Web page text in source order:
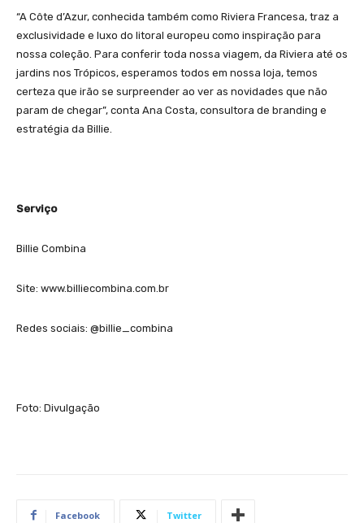
“A Côte d’Azur, conhecida também como Riviera Francesa, traz a
exclusividade e luxo do litoral europeu como inspiração para
nossa coleção. Para conferir toda nossa viagem, da Riviera até os
jardins nos Trópicos, esperamos todos em nossa loja, temos
certeza que irão se surpreender ao ver as novidades que não
param de chegar”, conta Ana Costa, consultora de branding e
estratégia da Billie.
Serviço
Billie Combina
Site: www.billiecombina.com.br
Redes sociais: @billie_combina
Foto: Divulgação
Facebook Twitter